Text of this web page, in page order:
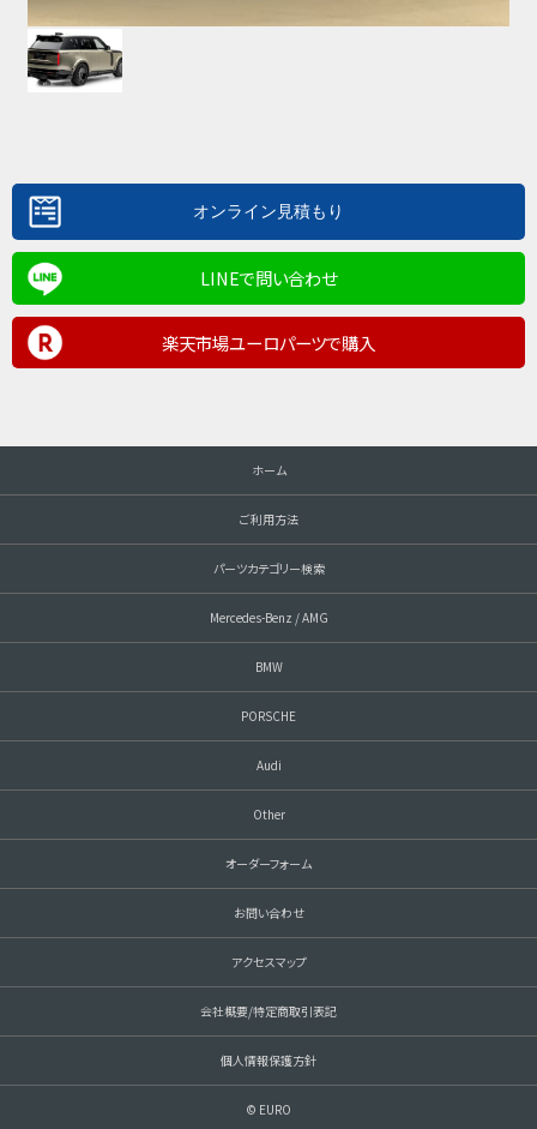
LINEで問い合わせ
楽天市場ユーロパーツで購入
ホーム
ご利用方法
パーツカテゴリー検索
Mercedes-Benz / AMG
BMW
PORSCHE
Audi
Other
オーダーフォーム
お問い合わせ
アクセスマップ
会社概要/特定商取引表記
個人情報保護方針
© EURO